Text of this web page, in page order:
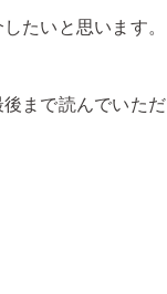
たいと思います。
まで読んでいただ